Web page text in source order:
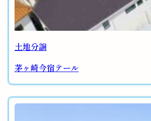
土地分譲
茅ヶ崎今宿テール